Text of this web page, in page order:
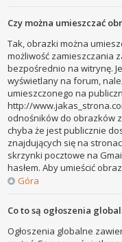
Czy można umieszczać
Tak, obrazki można
możliwość zamieszczania
bezpośrednio na witrynę.
wyświetlany na forum,
umieszczonego na
http://
odnośników do obrazków
chyba że jest publicznie
znajdujących się na
skrzynki pocztowe na
hasłem. Aby umieścić
Góra
Co to są ogłoszenia
Ogłoszenia globalne